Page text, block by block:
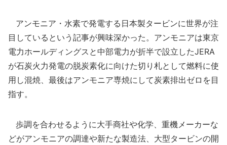
アンモニア・水素で発電する日本製タービンに世界が注
目しているという記事が興味深かった。アンモニアは東京
電力ホールディングスと中部電力が折半で設立したJERA
が石炭火力発電の脱炭素化に向けた切り札として燃料に使
用し混焼、最後はアンモニア専焼にして炭素排出ゼロを目
指す。
歩調を合わせるように大手商社や化学、重機メーカーな
どがアンモニアの調達や新たな製造法、大型タービンの開